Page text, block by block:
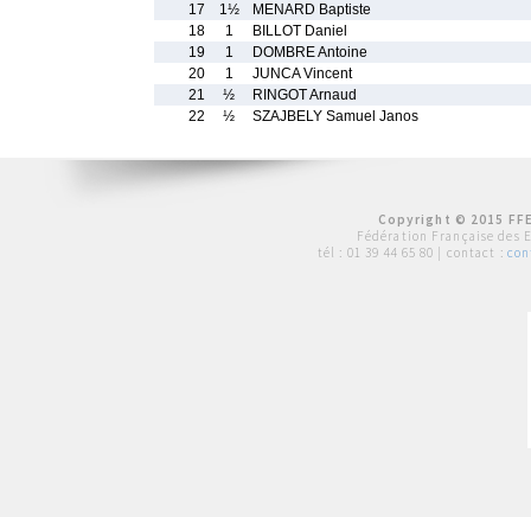
17
1½
MENARD Baptiste
18
1
BILLOT Daniel
19
1
DOMBRE Antoine
20
1
JUNCA Vincent
21
½
RINGOT Arnaud
22
½ SZAJBELY Samuel Janos
Copyright © 2015
Fédération Française des
tél : 01 39 44 65 80 | contact :